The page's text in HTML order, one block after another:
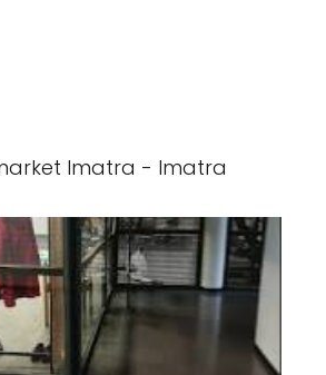
Imatra - Imatra